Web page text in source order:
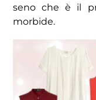
seno che è il
morbide.